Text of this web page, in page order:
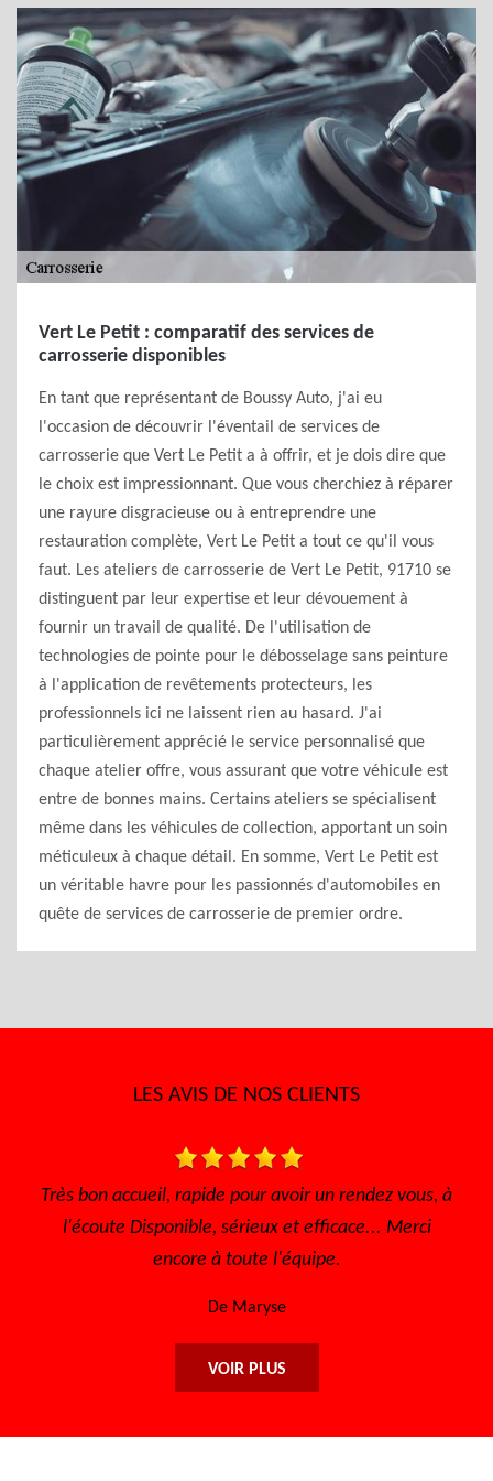
Vert Le Petit : comparatif des services de
carrosserie disponibles
En tant que représentant de Boussy Auto, j'ai eu
l'occasion de découvrir l'éventail de services de
carrosserie que Vert Le Petit a à offrir, et je dois dire que
le choix est impressionnant. Que vous cherchiez à réparer
une rayure disgracieuse ou à entreprendre une
restauration complète, Vert Le Petit a tout ce qu'il vous
faut. Les ateliers de carrosserie de Vert Le Petit, 91710 se
distinguent par leur expertise et leur dévouement à
fournir un travail de qualité. De l'utilisation de
technologies de pointe pour le débosselage sans peinture
à l'application de revêtements protecteurs, les
professionnels ici ne laissent rien au hasard. J'ai
particulièrement apprécié le service personnalisé que
chaque atelier offre, vous assurant que votre véhicule est
entre de bonnes mains. Certains ateliers se spécialisent
même dans les véhicules de collection, apportant un soin
méticuleux à chaque détail. En somme, Vert Le Petit est
un véritable havre pour les passionnés d'automobiles en
quête de services de carrosserie de premier ordre.
LES AVIS DE NOS CLIENTS
à
Très bon accueil Des gens consciencieux et
sympathique Très bon tarif
VOIR PLUS